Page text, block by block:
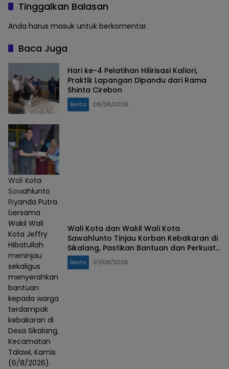
Tinggalkan Balasan
Anda harus masuk untuk berkomentar.
Baca Juga
Hari ke-4 Pelatihan Hilirisasi Kaliori,
Praktik Lapangan Dipandu dari Rama
Shinta Cirebon
Berita 08/08/2026
Wali Kota
Sawahlunto
Riyanda Putra
bersama
Wakil Wali
Kota Jeffry
Hibatullah
meninjau
sekaligus
menyerahkan
bantuan
kepada warga
terdampak
kebakaran di
Desa Sikalang,
Kecamatan
Talawi, Kamis
(6/8/2026).
Wali Kota dan Wakil Wali Kota
Sawahlunto Tinjau Korban Kebakaran di
Sikalang, Pastikan Bantuan dan Perkuat
Mitigasi Bencana
Berita 07/08/2026